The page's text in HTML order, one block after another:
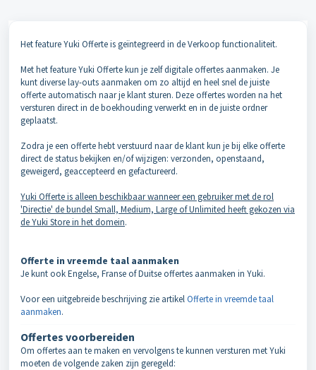
Het feature Yuki Offerte is geïntegreerd in de Verkoop functionaliteit.
Met het feature Yuki Offerte kun je zelf digitale offertes aanmaken. Je
kunt diverse lay-outs aanmaken om zo altijd en heel snel de juiste
offerte automatisch naar je klant sturen. Deze offertes worden na het
versturen direct in de boekhouding verwerkt en in de juiste ordner
geplaatst.
Zodra je een offerte hebt verstuurd naar de klant kun je bij elke offerte
direct de status bekijken en/of wijzigen: verzonden, openstaand,
geweigerd, geaccepteerd en gefactureerd.
Yuki Offerte is alleen beschikbaar wanneer een gebruiker met de rol
'Directie' de bundel Small, Medium, Large of Unlimited heeft gekozen via
de Yuki Store in het domein.
Offerte in vreemde taal aanmaken
Je kunt ook Engelse, Franse of Duitse offertes aanmaken in Yuki.
Voor een uitgebreide beschrijving zie artikelOfferte in vreemde taal
aanmaken.
Offertes voorbereiden
Om offertes aan te maken en vervolgens te kunnen versturen met Yuki
moeten de volgende zaken zijn geregeld: